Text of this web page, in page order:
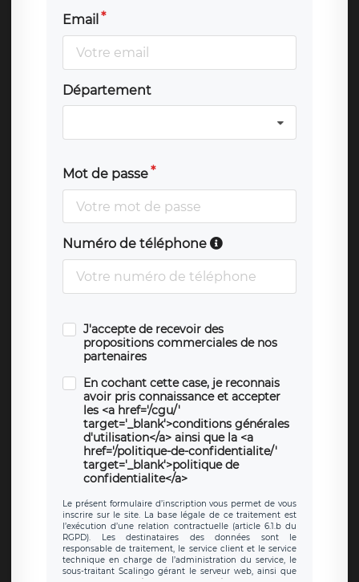
Email
Département
Mot de passe
Numéro de téléphone
J'accepte de recevoir des
propositions commerciales de nos
partenaires
En cochant cette case, je reconnais
avoir pris connaissance et accepter
les <a href='/cgu/'
target='_blank'>conditions générales
d'utilisation</a> ainsi que la <a
href='/politique-de-confidentialite/'
target='_blank'>politique de
confidentialite</a>
Le présent formulaire d’inscription vous permet de vous
inscrire sur le site. La base légale de ce traitement est
l’exécution d’une relation contractuelle (article 6.1.b du
RGPD). Les destinataires des données sont le
responsable de traitement, le service client et le service
technique en charge de l’administration du service, le
sous-traitant Scalingo gérant le serveur web, ainsi que